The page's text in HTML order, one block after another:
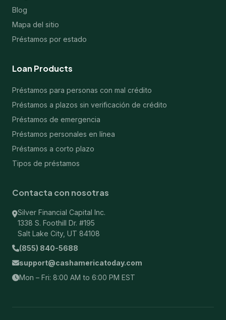
Blog
Mapa del sitio
Préstamos por estado
Loan Products
Préstamos para personas con mal crédito
Préstamos a plazos sin verificación de crédito
Préstamos de emergencia
Préstamos personales en línea
Préstamos a corto plazo
Tipos de préstamos
Contacta con nosotras
Silver Financial Capital Inc.
1338 S. Foothill Dr. #195
Salt Lake City, UT 84108
(855) 840-5688
support@cashamericatoday.com
Mon – Fri: 8:00 AM to 6:00 PM EST